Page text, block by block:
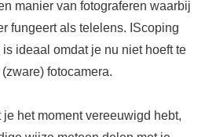
manier van fotograferen waarbij
fungeert als telelens. IScoping
ideaal omdat je nu niet hoeft te
fotocamera.
het moment vereeuwigd hebt,